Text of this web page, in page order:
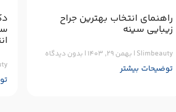
راهنمای انتخاب بهترین جراح
زیبایی سینه
Slimbeauty بهمن ۲۹, ۱۴۰۳ بدون دیدگاه
توضیحات بیشتر